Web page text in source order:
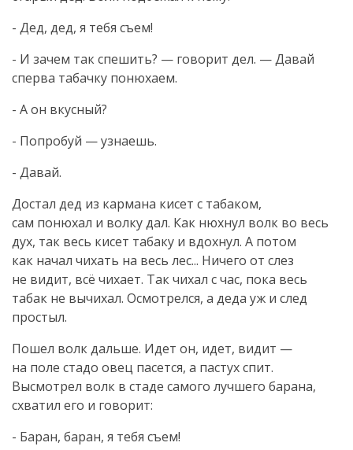
- Дед, дед, я тебя съем!
- И зачем так спешить? — говорит дел. — Давай
сперва табачку понюхаем.
- А он вкусный?
- Попробуй — узнаешь.
- Давай.
Достал дед из кармана кисет с табаком,
сам понюхал и волку дал. Как нюхнул волк во весь
дух, так весь кисет табаку и вдохнул. А потом
как начал чихать на весь лес... Ничего от слез
не видит, всё чихает. Так чихал с час, пока весь
табак не вычихал. Осмотрелся, а деда уж и след
простыл.
Пошел волк дальше. Идет он, идет, видит —
на поле стадо овец пасется, а пастух спит.
Высмотрел волк в стаде самого лучшего барана,
схватил его и говорит:
- Баран, баран, я тебя съем!